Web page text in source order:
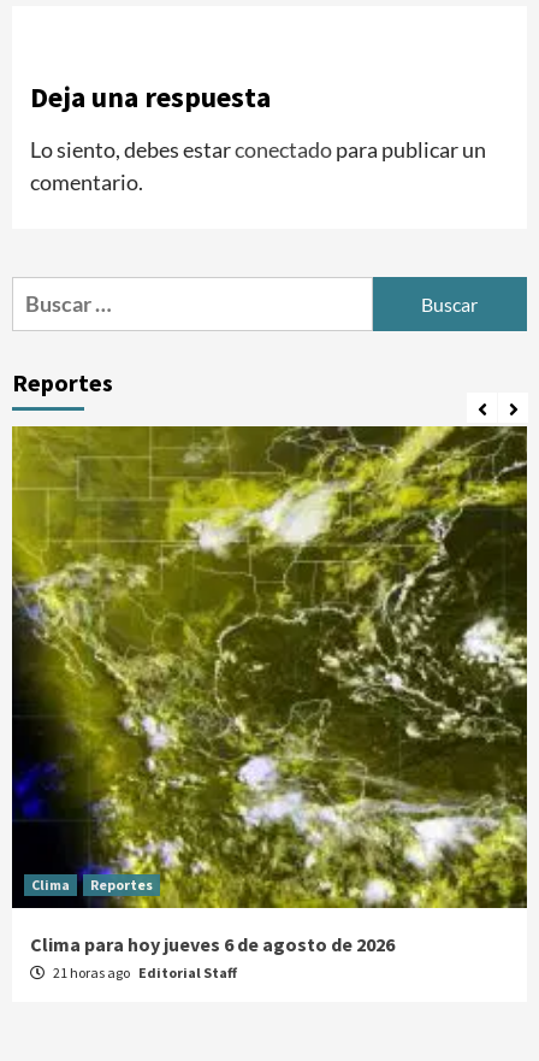
Deja una respuesta
Lo siento, debes estarconectadopara publicar un
comentario.
Buscar:
Reportes
Clima Reportes
Clima para hoy jueves 6 de agosto de 2026
21 horas ago Editorial Staff